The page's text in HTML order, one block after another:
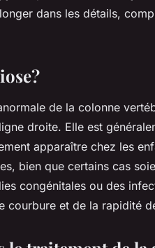
dans les détails,
de la colonne
droite. Elle est
apparaître chez les
bien que certains cas
congénitales ou des
courbure et de la rapidité